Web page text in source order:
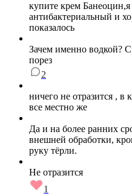
купите крем
антибактериальный и
показалось
Зачем именно водкой?
порез
2
ничего не отразится , в
все местно же
Да и на более ранних
внешней обработки,
руку тёрли.
Не отразится
1